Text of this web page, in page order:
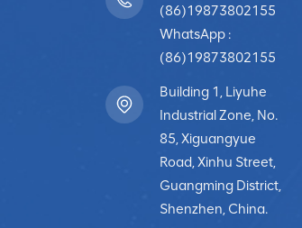
(86)19873802155
WhatsApp :
(86)19873802155
Building 1, Liyuhe
Industrial Zone, No.
85, Xiguangyue
Road, Xinhu Street,
Guangming District,
Shenzhen, China.